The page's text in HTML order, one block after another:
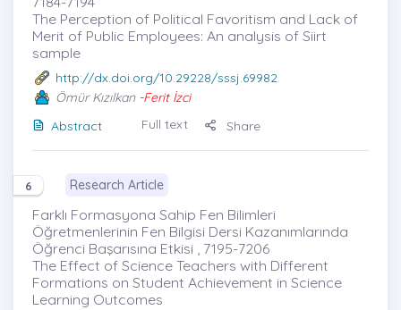
The Perception of Political Favoritism and Lack of
Merit of Public Employees: An analysis of Siirt
sample
http://dx.doi.org/10.29228/sssj.69982
Ömür Kızılkan -Ferit İzci
Abstract
Full text Share
6 Research Article
Farklı Formasyona Sahip Fen Bilimleri
Öğretmenlerinin Fen Bilgisi Dersi Kazanımlarında
Öğrenci Başarısına Etkisi , 7195-7206
The Effect of Science Teachers with Different
Formations on Student Achievement in Science
Learning Outcomes